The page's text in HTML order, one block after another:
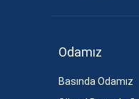
Odamız
Basında Odamız